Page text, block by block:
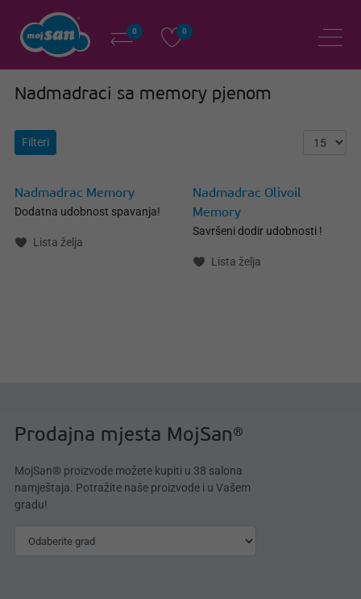
0 0
Nadmadraci sa memory pjenom
Filteri
Nadmadrac Memory
Dodatna udobnost spavanja!
Lista želja
Nadmadrac Olivoil
Memory
Savršeni dodir udobnosti !
Lista želja
Prodajna mjesta MojSan®
MojSan® proizvode možete kupiti u 38 salona
namještaja. Potražite naše proizvode i u Vašem
gradu!